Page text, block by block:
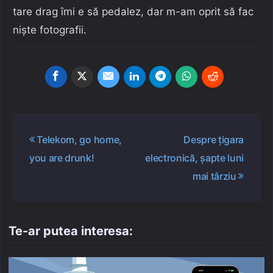
tare drag îmi e să pedalez, dar m-am oprit să fac
niște fotografii.
Navigare
articole
Telekom, go home,
you are drunk!
Despre țigara
electronică, șapte luni
mai târziu
Te-ar putea interesa: